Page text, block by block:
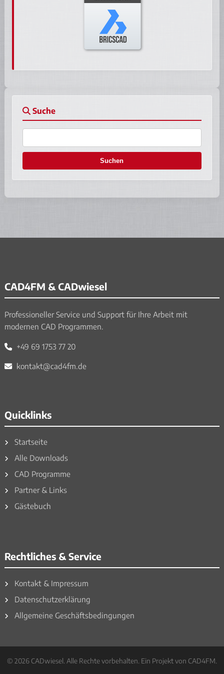
Suche
CAD4FM & CADwiesel
Professioneller Service und Support für Ihre Arbeit mit
modernen CAD Programmen.
+49 69 1753 77 20
kontakt@cad4fm.de
Quicklinks
Startseite
Alle Downloads
CAD Programme
Partner & Links
Gästebuch
Rechtliches & Service
Kontakt & Impressum
Datenschutzerklärung
Allgemeine Geschäftsbedingungen
© 2026 CADwiesel. Alle Rechte vorbehalten. Ein Projekt von CAD4FM.